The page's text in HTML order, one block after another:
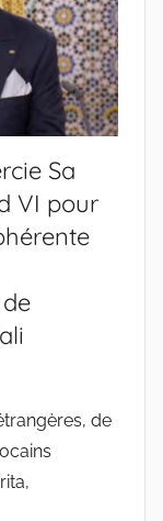
Sa
VI pour
de